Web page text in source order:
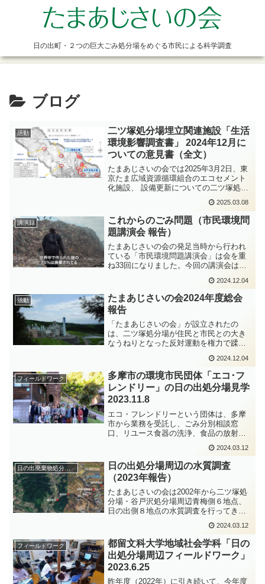
日の出町・２つの巨大ごみ処分場をめぐる市民による科学調査
ブログ
活動
二ツ塚処分場埋立関連施設「生活
環境影響調査書」 2024年12月に
ついての意見書（全文）
たまあじさいの会では2025年3月2日、東
京たま広域資源循環組合のエコセメント
化施設、 設備更新についての二ツ塚処分
場埋立関連施設「生活環境影響調査書」
（2024年12月）を縦覧して、生活環境に
影響を受ける惧れのある周辺に住まうも
のからの意...
2025.03.08
講演録
これからのごみ問題（市民環境問
題講演会 報告）
たまあじさいの会の発足当時から行われ
ている「市民環境問題講演会」は会を重
ね33回になりました。今回の講演会は
森・水・命の会」の共催で、4月7日羽村
市生涯学習センターゆとろぎ小ホールで
開催されました。来場さ...
2024.12.04
活動
たまあじさいの会2024年度総会
報告
「たまあじさいの会」が設立されたの
は、二ツ塚処分場が住民と市民との大き
なうねりとなった反対運動を権力で蹂躙
された年である。日の出と青梅の市民
が、それへの敗北感もあったろうが、自
分たちの出来る範囲で、二...
2024.12.04
フィールドワーク
多摩市の環境市民団体「エコ･フ
レンドリー」の日の出処分場見学
2023.11.8
エコ・フレンドリーという団体は、多摩
市から業務を受託し、ごみ分別相談窓
口、リユース食器の洗浄、食品の放射能
市の資源循環推進課の担当職員２名の総
勢20人が11月8日バスに同乗して日の出に
いらっしゃいました。...
2024.03.12
日の出廃棄物処分場周辺の環境調査
日の出処分場周辺の水質調査
（2023年報告）
たまあじさいの会は2002年から二ツ塚処
分場・谷戸沢処分場周辺青梅側６地点、
日の出側８地点の水質調査を行ってきま
果2017年から調査地点を搾り、図に示し
た９地点を重点的に調査することに決定
し現在に至ってい...
2024.03.12
フィールドワーク
都留文科大学地域社会学科「日の
出処分場周辺フィールドワーク」
2023.6.25
昨年度（2022年）に引き続いて、今年度